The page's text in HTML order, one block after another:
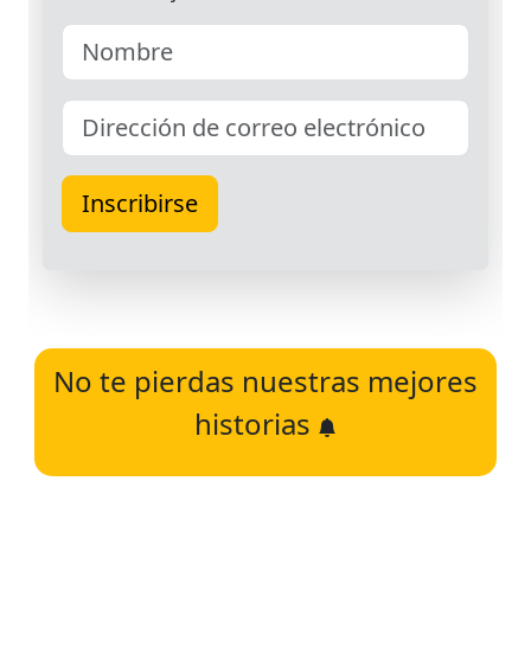
No te pierdas nuestras mejores
historias